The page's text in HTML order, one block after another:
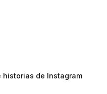
de Instagram